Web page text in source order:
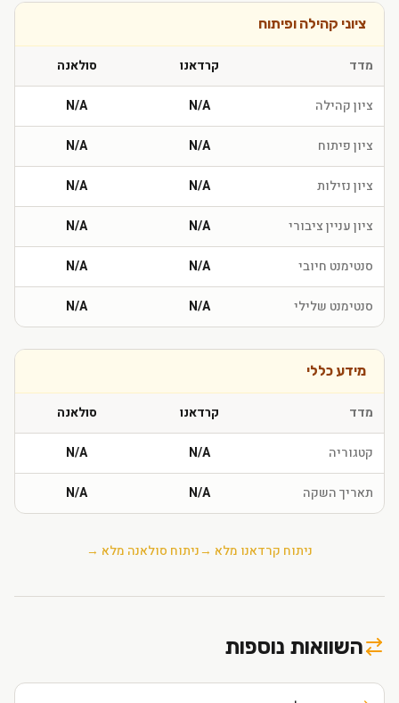
ציוני קהילה ופיתוח
מדד קרדאנו סולאנה
ציון קהילה N/A
N/A
ציון פיתוח N/A
N/A
ציון נזילות N/A
N/A
ציון עניין ציבורי N/A
N/A
סנטימנט חיובי N/A
N/A
סנטימנט שלילי N/A
N/A
מידע כללי
מדד קרדאנו סולאנה
קטגוריה N/A
N/A
תאריך השקה N/A
N/A
ניתוח קרדאנו מלא →ניתוח סולאנה מלא →
השוואות נוספות